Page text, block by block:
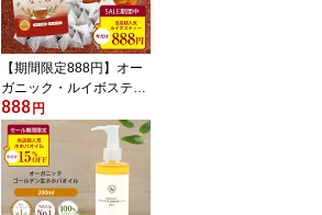
購入でもおまけは1人様1
個】【4日20:00～11日1:
59まで】
【期間限定888円】オー
ガニック・ルイボスティ
ー なごみ ティーバッグ 1
00包 【送料無料】 植物
由来ティーバッグ 水銀検
査済み 有機JAS ノンカフ
ェイン 100個入り 水出し
s1 【お1人様2個まで】
888 円